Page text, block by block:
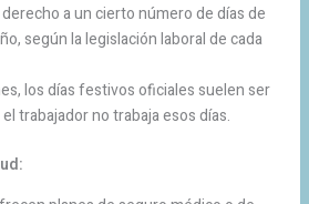
a un cierto número de días de
según la legislación laboral de cada
los días festivos oficiales suelen ser
trabajador no trabaja esos días.